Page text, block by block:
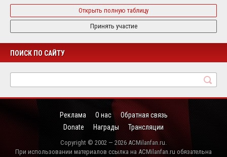
Открыть полную таблицу
Принять участие
ПОИСК ПО САЙТУ
Реклама О нас
Обратная связь
Donate
Награды Трансляции
Copyright © 2002 — 2026 ACMilanfan.ru.
При использовании материалов ссылка на ACMilanfan.ru обязательна